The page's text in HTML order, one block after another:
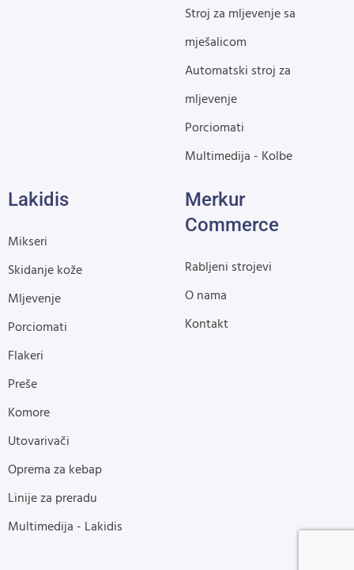
Stroj za mljevenje sa
mješalicom
Automatski stroj za
mljevenje
Porciomati
Multimedija - Kolbe
Lakidis
Mikseri
Skidanje kože
Mljevenje
Porciomati
Flakeri
Preše
Komore
Utovarivači
Oprema za kebap
Linije za preradu
Multimedija - Lakidis
Merkur
Commerce
Rabljeni strojevi
O nama
Kontakt